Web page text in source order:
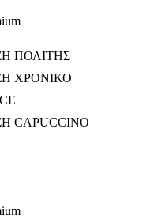
ΠΟΛΙΤΗΣ
ΧΡΟΝΙΚΟ
CAPUCCINO